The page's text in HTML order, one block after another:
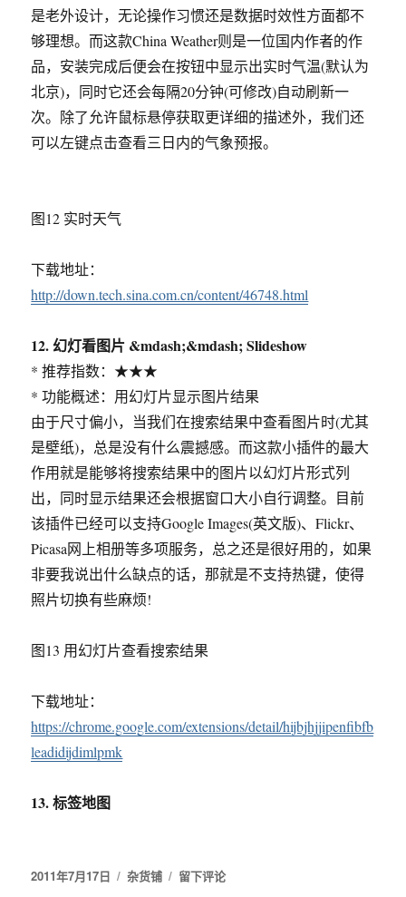
是老外设计，无论操作习惯还是数据时效性方面都不
够理想。而这款China Weather则是一位国内作者的作
品，安装完成后便会在按钮中显示出实时气温(默认为
北京)，同时它还会每隔20分钟(可修改)自动刷新一
次。除了允许鼠标悬停获取更详细的描述外，我们还
可以左键点击查看三日内的气象预报。
图12 实时天气
下载地址：
http://down.tech.sina.com.cn/content/46748.html
12. 幻灯看图片 &mdash;&mdash; Slideshow
* 推荐指数：★★★
* 功能概述：用幻灯片显示图片结果
由于尺寸偏小，当我们在搜索结果中查看图片时(尤其
是壁纸)，总是没有什么震撼感。而这款小插件的最大
作用就是能够将搜索结果中的图片以幻灯片形式列
出，同时显示结果还会根据窗口大小自行调整。目前
该插件已经可以支持Google Images(英文版)、Flickr、
Picasa网上相册等多项服务，总之还是很好用的，如果
非要我说出什么缺点的话，那就是不支持热键，使得
照片切换有些麻烦!
图13 用幻灯片查看搜索结果
下载地址：
https://chrome.google.com/extensions/detail/hijbjhjjipenfibfb
leadidijdimlpmk
13. 标签地图
发
2011年7月17日
分
杂货铺
于
留下评论